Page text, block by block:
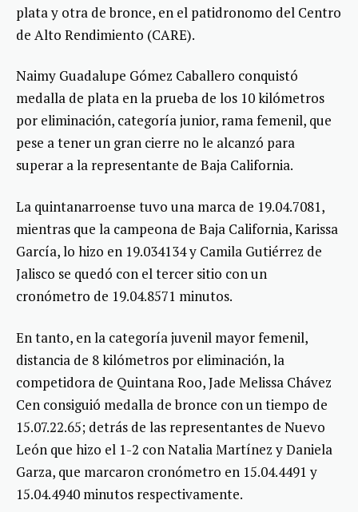
plata y otra de bronce, en el patidronomo del Centro
de Alto Rendimiento (CARE).
Naimy Guadalupe Gómez Caballero conquistó
medalla de plata en la prueba de los 10 kilómetros
por eliminación, categoría junior, rama femenil, que
pese a tener un gran cierre no le alcanzó para
superar a la representante de Baja California.
La quintanarroense tuvo una marca de 19.04.7081,
mientras que la campeona de Baja California, Karissa
García, lo hizo en 19.034134 y Camila Gutiérrez de
Jalisco se quedó con el tercer sitio con un
cronómetro de 19.04.8571 minutos.
En tanto, en la categoría juvenil mayor femenil,
distancia de 8 kilómetros por eliminación, la
competidora de Quintana Roo, Jade Melissa Chávez
Cen consiguió medalla de bronce con un tiempo de
15.07.22.65; detrás de las representantes de Nuevo
León que hizo el 1-2 con Natalia Martínez y Daniela
Garza, que marcaron cronómetro en 15.04.4491 y
15.04.4940 minutos respectivamente.